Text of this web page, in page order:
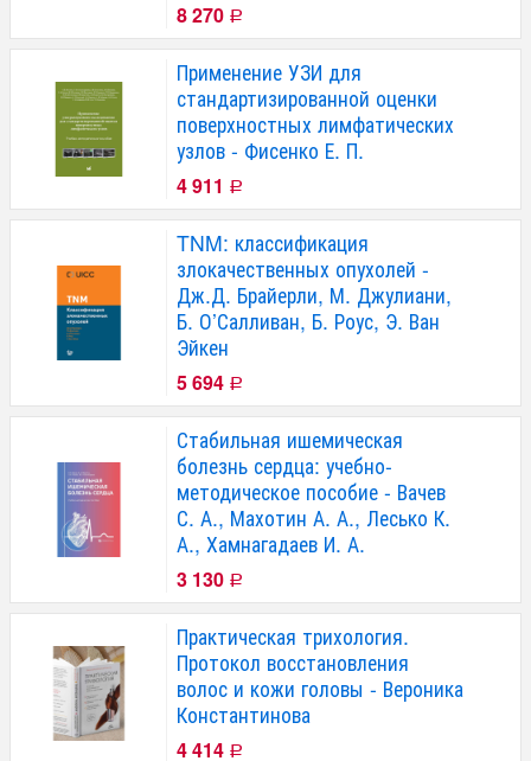
8 270 Р
Применение УЗИ для
стандартизированной оценки
поверхностных лимфатических
узлов - Фисенко Е. П.
4 911 Р
TNM: классификация
злокачественных опухолей -
Дж.Д. Брайерли, М. Джулиани,
Б. О’Салливан, Б. Роус, Э. Ван
Эйкен
5 694 Р
Стабильная ишемическая
болезнь сердца: учебно-
методическое пособие - Вачев
С. А., Махотин А. А., Лесько К.
А., Хамнагадаев И. А.
3 130 Р
Практическая трихология.
Протокол восстановления
волос и кожи головы - Вероника
Константинова
4 414 Р